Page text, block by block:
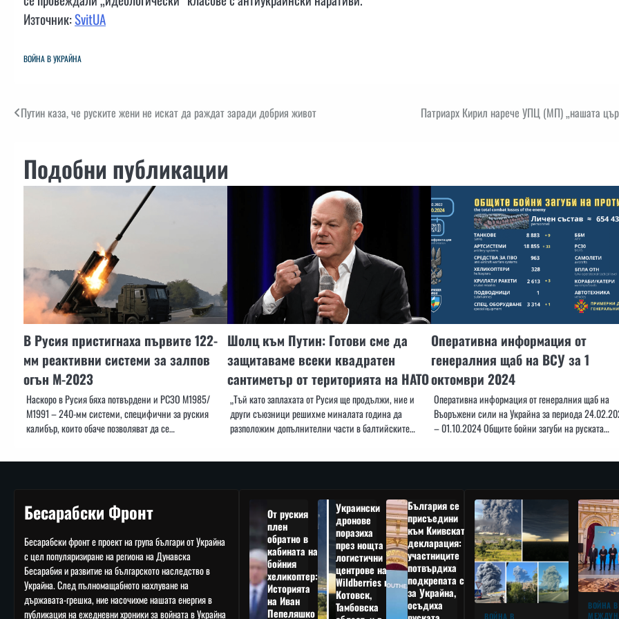
Източник:SvitUA
ВОЙНА В УКРАЙНА
Навигация
Путин каза, че руските жени не искат да раждат заради добрия живот Патриарх Кирил нарече УПЦ (МП) „нашата
Подобни публикации
В Русия пристигнаха първите 122-
мм реактивни системи за залпов
огън М-2023
Наскоро в Русия бяха потвърдени и РСЗО М1985/
М1991 – 240-мм системи, специфични за руския
калибър, които обаче позволяват да се…
Шолц към Путин: Готови сме да
защитаваме всеки квадратен
сантиметър от територията на НАТО
„Тъй като заплахата от Русия ще продължи, ние и
други съюзници решихме миналата година да
разположим допълнителни части в балтийските…
Оперативна информация от
генералния щаб на ВСУ за 1
октомври 2024
Оперативна информация от генералния щаб на
Въоръжени сили на Украйна за периода
– 01.10.2024 Общите бойни загуби на руската…
Бесарабски Фронт
Бесарабски фронт е проект на група българи от Украйна
с цел популяризиране на региона на Дунавска
Бесарабия и развитие на българското наследство в
Украйна. След пълномащабното нахлуване на
държавата-грешка, ние насочихме нашата енергия в
публикация на ежедневни хроники за войната в Украйна
От руския
плен
обратно в
кабината на
бойния
хеликоптер:
Историята
на Иван
Пепеляшко
Украински
дронове
поразиха
през нощта
логистични
центрове на
Wildberries в
Котовск,
Тамбовска
България се
присъедини
към Киивската
декларация:
участниците
потвърдиха
подкрепата си
за Украйна,
осъдиха
ВОЙНА В
ВОЙНА